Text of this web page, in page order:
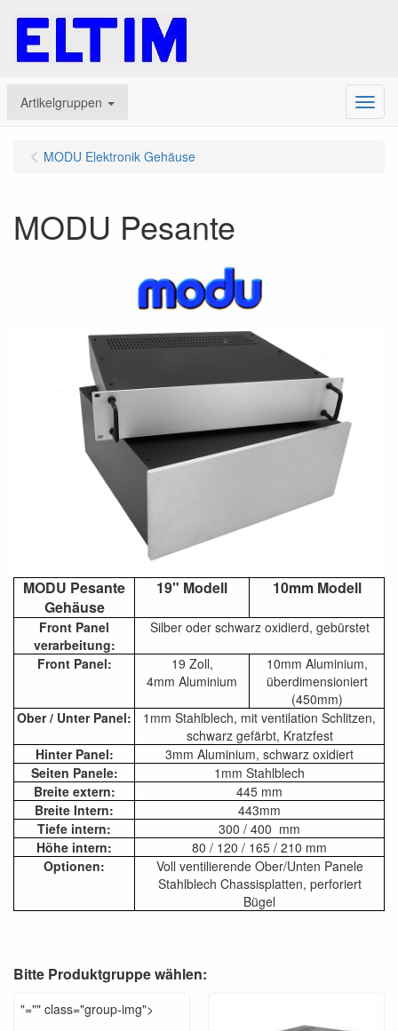
Artikelgruppen Menu
MODU Elektronik Gehäuse
MODU Pesante
MODU Pesante
Gehäuse
19" Modell 10mm Modell
Front Panel
verarbeitung:
Silber oder schwarz oxidierd, gebürstet
Front Panel:
19 Zoll,
4mm Aluminium
10mm Aluminium,
überdimensioniert
(450mm)
Ober / Unter Panel:
1mm Stahlblech, mit ventilation Schlitzen,
schwarz gefärbt, Kratzfest
Hinter Panel:
3mm Aluminium, schwarz oxidiert
Seiten Panele:
1mm Stahlblech
Breite extern:
445 mm
Breite Intern:
443mm
Tiefe intern:
300 / 400 mm
Höhe intern:
80 / 120 / 165 / 210 mm
Optionen:
Voll ventilierende Ober/Unten Panele
Stahlblech Chassisplatten, perforiert
Bügel
Bitte Produktgruppe wählen:
"="" class="group-img">